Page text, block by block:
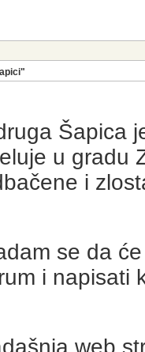
Šapica
u gradu
i
se da
i napisati
web